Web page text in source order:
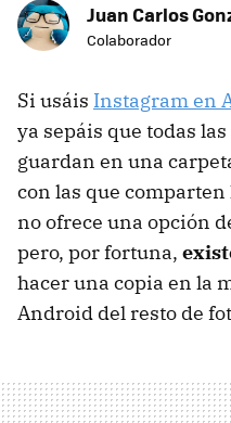
Juan Carlos
Colaborador
Si usáis Instagram en
ya sepáis que todas
guardan en una
con las que
no ofrece una opción
pero, por fortuna,
hacer una copia en la
Android del resto de